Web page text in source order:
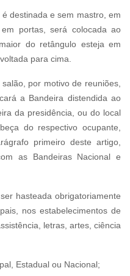
destinada e sem mastro, em
portas, será colocada ao
do retângulo esteja em
para cima.
por motivo de reuniões,
a Bandeira distendida ao
da presidência, ou do local
do respectivo ocupante,
primeiro deste artigo,
as Bandeiras Nacional e
hasteada obrigatoriamente
nos estabelecimentos de
letras, artes, ciência
Estadual ou Nacional;